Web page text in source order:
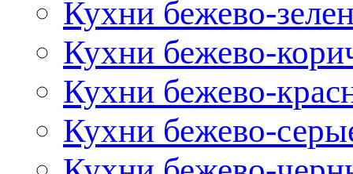
Кухни бежево-
Кухни бежево-
Кухни бежево-
Кухни бежево-